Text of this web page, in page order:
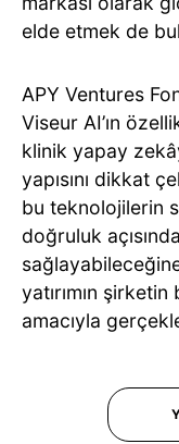
elde etmek de
APY Ventures
Viseur AI’ın
klinik yapay
yapısını dikkat
bu teknolojilerin
doğruluk
yatırımın
amacıyla